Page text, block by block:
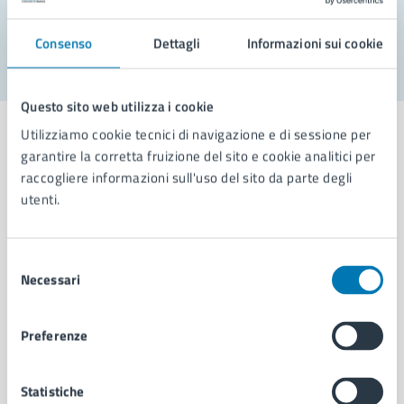
Consenso Dettagli Informazioni sui cookie
Questo sito web utilizza i cookie
Utilizziamo cookie tecnici di navigazione e di sessione per
garantire la corretta fruizione del sito e cookie analitici per
raccogliere informazioni sull'uso del sito da parte degli
utenti.
delNecessari
Preferenze
Statistiche
Aree amministrative
Municipalità
Uffici
Politici